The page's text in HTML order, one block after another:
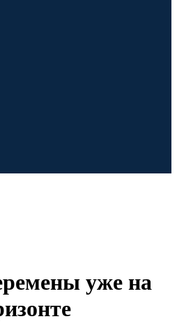
уже на